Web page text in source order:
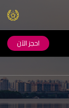
احجز الآن